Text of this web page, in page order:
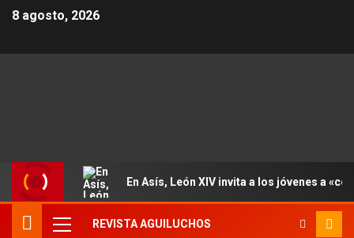
8 agosto, 2026
En Asís, León XIV invita a los jóvenes a
REVISTA AGUILUCHOS